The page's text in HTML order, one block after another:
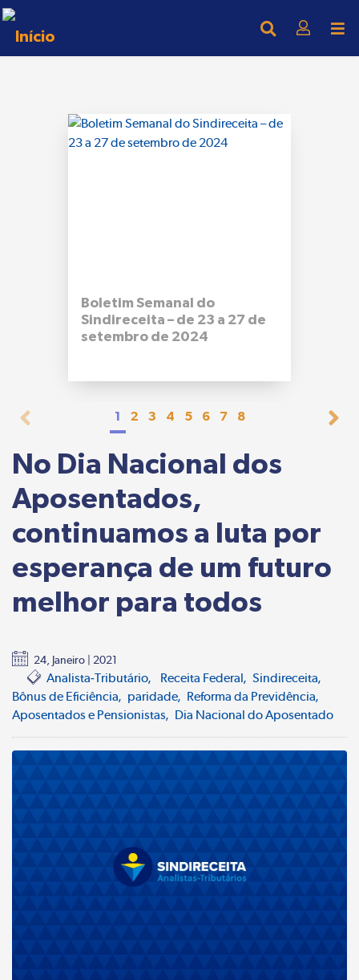
Boletim Semanal do
Sindireceita – de 23 a 27 de
setembro de 2024
1 2 3 4 5 6 7 8
No Dia Nacional dos
Aposentados,
continuamos a luta por
esperança de um futuro
melhor para todos
24, Janeiro | 2021
Analista-Tributário Receita Federal Sindireceita
Bônus de Eficiência paridade Reforma da Previdência
Aposentados e Pensionistas Dia Nacional do Aposentado